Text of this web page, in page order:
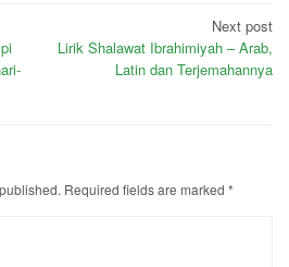
Next post
Lirik Shalawat Ibrahimiyah – Arab,
Latin dan Terjemahannya
Required fields are marked *